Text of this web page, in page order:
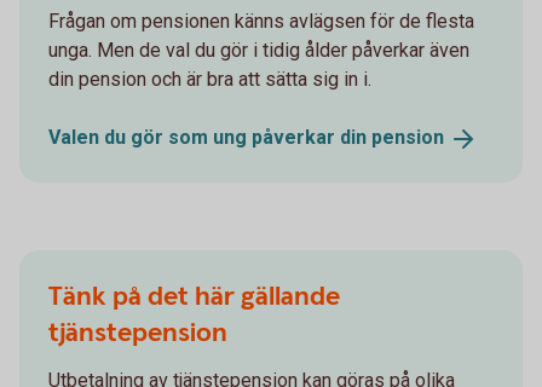
Frågan om pensionen känns avlägsen för de flesta
unga. Men de val du gör i tidig ålder påverkar även
din pension och är bra att sätta sig in i.
Valen du gör som ung påverkar din pension
Tänk på det här gällande
tjänstepension
Utbetalning av tjänstepension kan göras på olika